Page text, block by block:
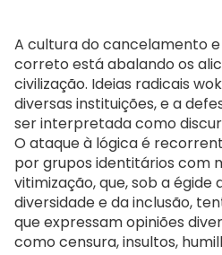
A cultura do cancelamento
correto está abalando os
civilização. Ideias radicais
diversas instituições, e a
ser interpretada como
O ataque à lógica é
por grupos identitários com
vitimização, que, sob a égide
diversidade e da inclusão,
que expressam opiniões
como censura, insultos,